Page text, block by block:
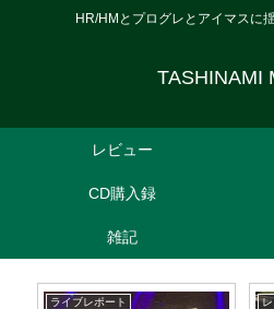
HR/HMとプログレとアイマスに
TASHINAMI
レビュー
CD購入録
雑記
ライブレポート